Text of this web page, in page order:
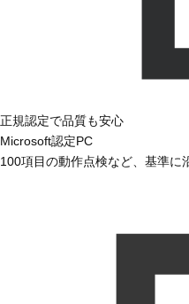
正規認定で品質も安心
Microsoft認定PC
100項目の動作点検など、基準に